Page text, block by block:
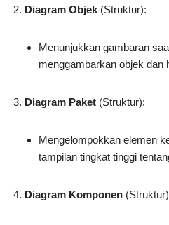
Diagram Objek (Struktur):
Menunjukkan gambaran
menggambarkan objek dan
Diagram Paket (Struktur):
Mengelompokkan elemen
tampilan tingkat tinggi
Diagram Komponen